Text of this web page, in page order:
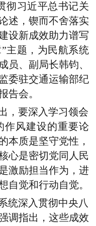
彻习近平总书记关
述，锲而不舍落实
设新成效助力谱写
主题，为民航系统
员、副局长韩钧、
委驻交通运输部纪
告会。
，要深入学习领会
作风建设的重要论
本质是坚守党性，
心是密切党同人民
激励担当作为，进
自觉和行动自觉。
统深入贯彻中央八
调指出，这些成效